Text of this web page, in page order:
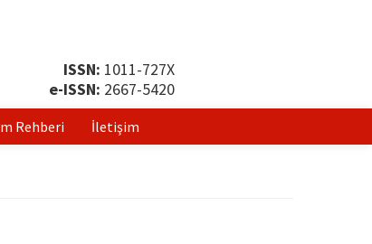
ISSN: 1011-727X
e-ISSN: 2667-5420
Rehberi İletişim